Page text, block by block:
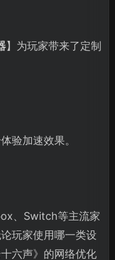
】为玩家带来了定制
验加速效果。
、Switch等主流家
玩家使用哪一类设
六声》的网络优化